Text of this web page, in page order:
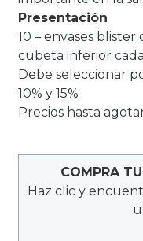
Presentación
10 – envases
cubeta inferior
Debe seleccionar
10% y 15%
Precios hasta
COMPRA
Haz clic y